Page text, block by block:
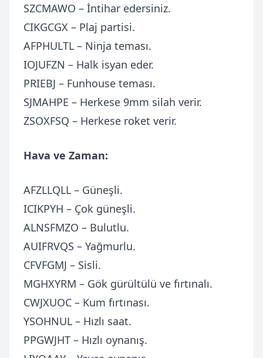
SZCMAWO – İntihar edersiniz.
CIKGCGX – Plaj partisi.
AFPHULTL – Ninja teması.
IOJUFZN – Halk isyan eder.
PRIEBJ – Funhouse teması.
SJMAHPE – Herkese 9mm silah verir.
ZSOXFSQ – Herkese roket verir.
Hava ve Zaman:
AFZLLQLL – Güneşli.
ICIKPYH – Çok güneşli.
ALNSFMZO – Bulutlu.
AUIFRVQS – Yağmurlu.
CFVFGMJ – Sisli.
MGHXYRM – Gök gürültülü ve fırtınalı.
CWJXUOC – Kum fırtınası.
YSOHNUL – Hızlı saat.
PPGWJHT – Hızlı oynanış.